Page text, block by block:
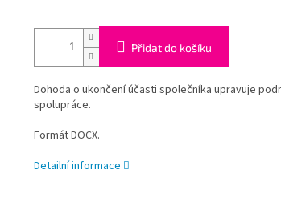
cena:
Přidat do košíku
Dohoda o ukončení účasti společníka upravuje
spolupráce.
Formát DOCX.
Detailní informace